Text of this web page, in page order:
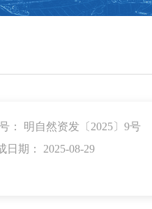
： 明自然资发〔2025〕9号
日期： 2025-08-29